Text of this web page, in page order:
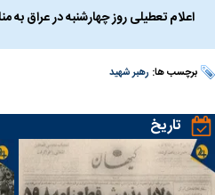
اعلام تعطیلی روز چهارشنبه در عراق به
برچسب ها: رهبر شهید
تاریخ